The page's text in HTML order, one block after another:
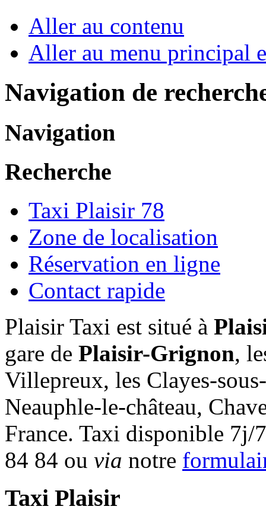
Aller au contenu
Aller au menu principal
Navigation de
Navigation
Recherche
Taxi Plaisir 78
Zone de localisation
Réservation en ligne
Contact rapide
Plaisir Taxi est situé à
gare de Plaisir-Grignon,
Villepreux, les Clayes-
Neauphle-le-château,
France. Taxi disponible 7j/
84 84 ou via notre
Taxi Plaisir